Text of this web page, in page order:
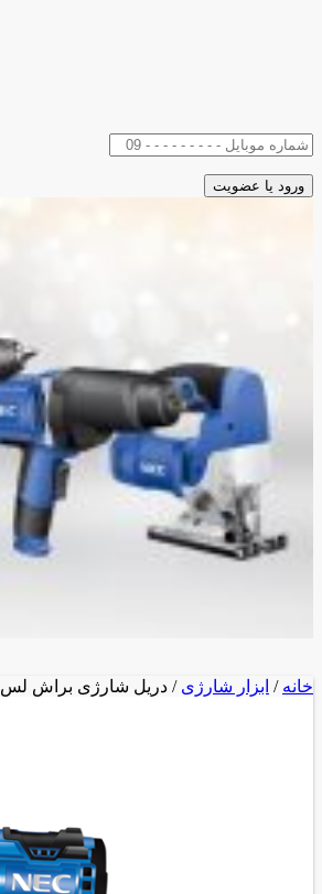
خانه / ابزار شارژی / دریل شارژی براش لس 2177